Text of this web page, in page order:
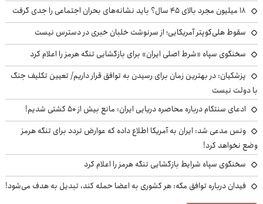
۱۸ میلیون مجرد بالای ۴۵ سال؟ باید نشانه‌های بحران اجتماعی را جدی گرفت
سقوط هلی‌کوپتر آمریکایی؛ از سرنوشت خلبان خبری در دسترس نیست
سخنگوی سپاه «شرط اصلی ایران» برای بازگشایی تنگه هرمز را اعلام کرد
پزشکیان‌: در بهترین زمان برای رسیدن به توافق قرار داریم/ تعیین تکلیف جنگ
با دولت نیست
ادعای سنتکام درباره محاصره دریایی ایران: مانع بیش از ۵۰ کشتی شدیم!
ونس مدعی شد: ایران به آمریکا اطلاع داده که عوارض تردد برای تنگه هرمز
وضع نخواهد کرد!
سخنگوی سپاه شرایط بازگشایی تنگه هرمز را اعلام کرد
فیدان درباره توافق مکه: هر کشوری به اعضا حمله کند، تبدیل به هدف می‌شود!